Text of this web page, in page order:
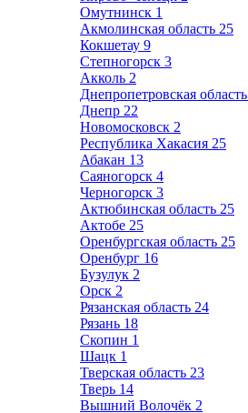
Омутнинск 1
Акмолинская область 25
Кокшетау 9
Степногорск 3
Акколь 2
Днепропетровская область
Днепр 22
Новомосковск 2
Республика Хакасия 25
Абакан 13
Саяногорск 4
Черногорск 3
Актюбинская область 25
Актобе 25
Оренбургская область 25
Оренбург 16
Бузулук 2
Орск 2
Рязанская область 24
Рязань 18
Скопин 1
Шацк 1
Тверская область 23
Тверь 14
Вышний Волочёк 2